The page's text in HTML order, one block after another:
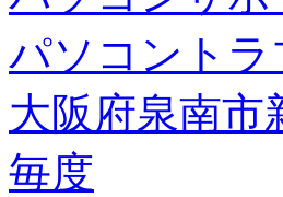
パソコントラ
大阪府泉南市
毎度